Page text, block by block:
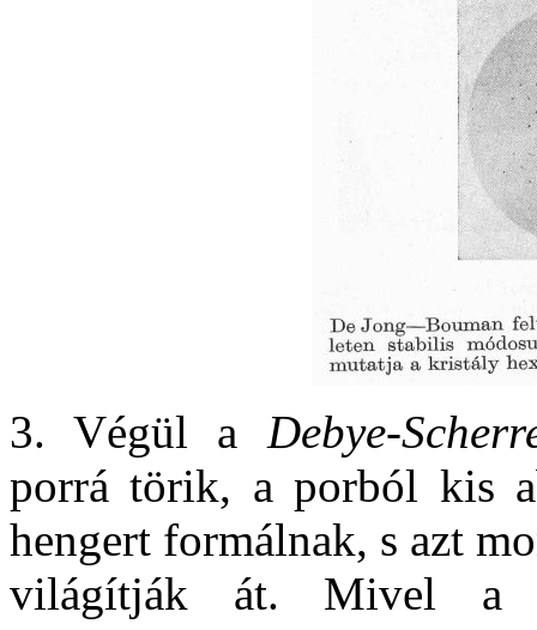
3. Végül a Debye-
porrá törik, a porból kis
hengert formálnak, s azt
világítják át. Mivel a